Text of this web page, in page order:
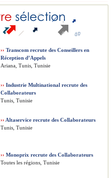
›› Transcom recrute des Conseillers en
Réception d’Appels
Ariana, Tunis, Tunisie
›› Industrie Multinational recrute des
Collaborateurs
Tunis, Tunisie
›› Altaservice recrute des Collaborateurs
Tunis, Tunisie
›› Monoprix recrute des Collaborateurs
Toutes les régions, Tunisie